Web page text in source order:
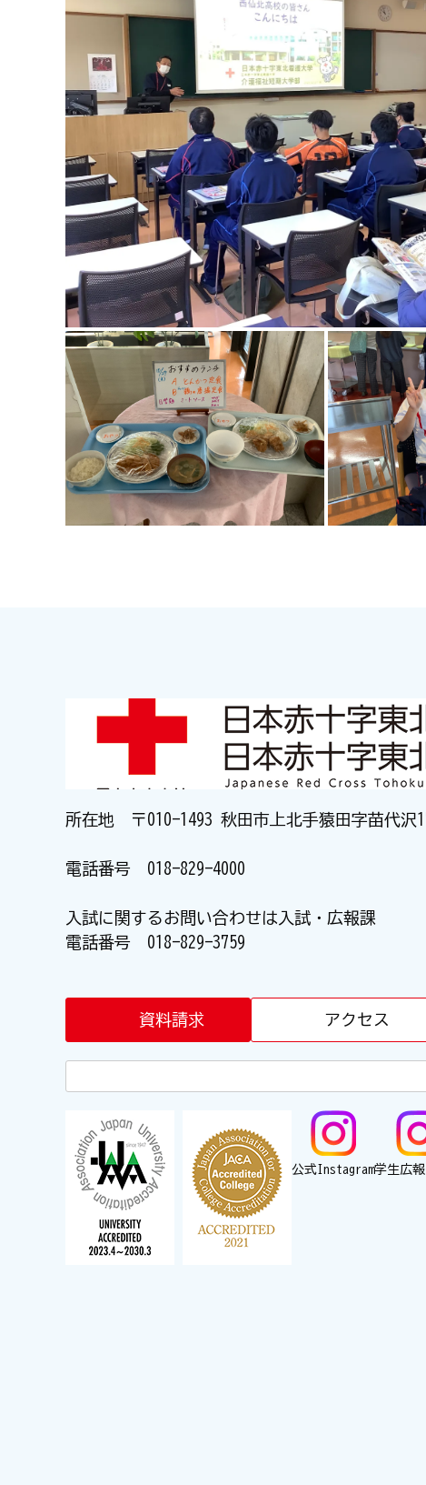
所在地 〒010-1493 秋田市上北手猿田字苗代沢
電話番号 018-829-4000
入試に関するお問い合わせは入試・広報課
電話番号 018-829-3759
資料請求 アクセス
公式Instagram学生広